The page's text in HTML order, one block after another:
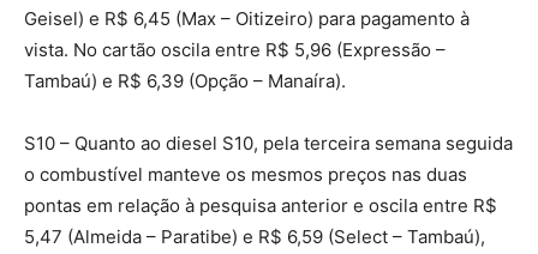
Geisel) e R$ 6,45 (Max – Oitizeiro) para pagamento à
vista. No cartão oscila entre R$ 5,96 (Expressão –
Tambaú) e R$ 6,39 (Opção – Manaíra).
S10 – Quanto ao diesel S10, pela terceira semana seguida
o combustível manteve os mesmos preços nas duas
pontas em relação à pesquisa anterior e oscila entre R$
5,47 (Almeida – Paratibe) e R$ 6,59 (Select – Tambaú),